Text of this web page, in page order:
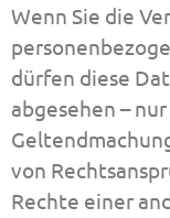
Wenn Sie die
dürfen diese
abgesehen –
von
Rechte einer